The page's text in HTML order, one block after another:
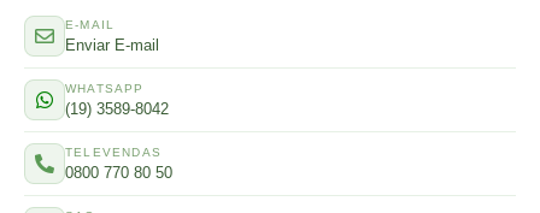
E-MAIL
Enviar E-mail
WHATSAPP
(19) 3589-8042
TELEVENDAS
0800 770 80 50